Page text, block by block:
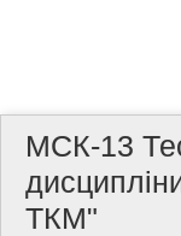
МСК-13
ТКМ"